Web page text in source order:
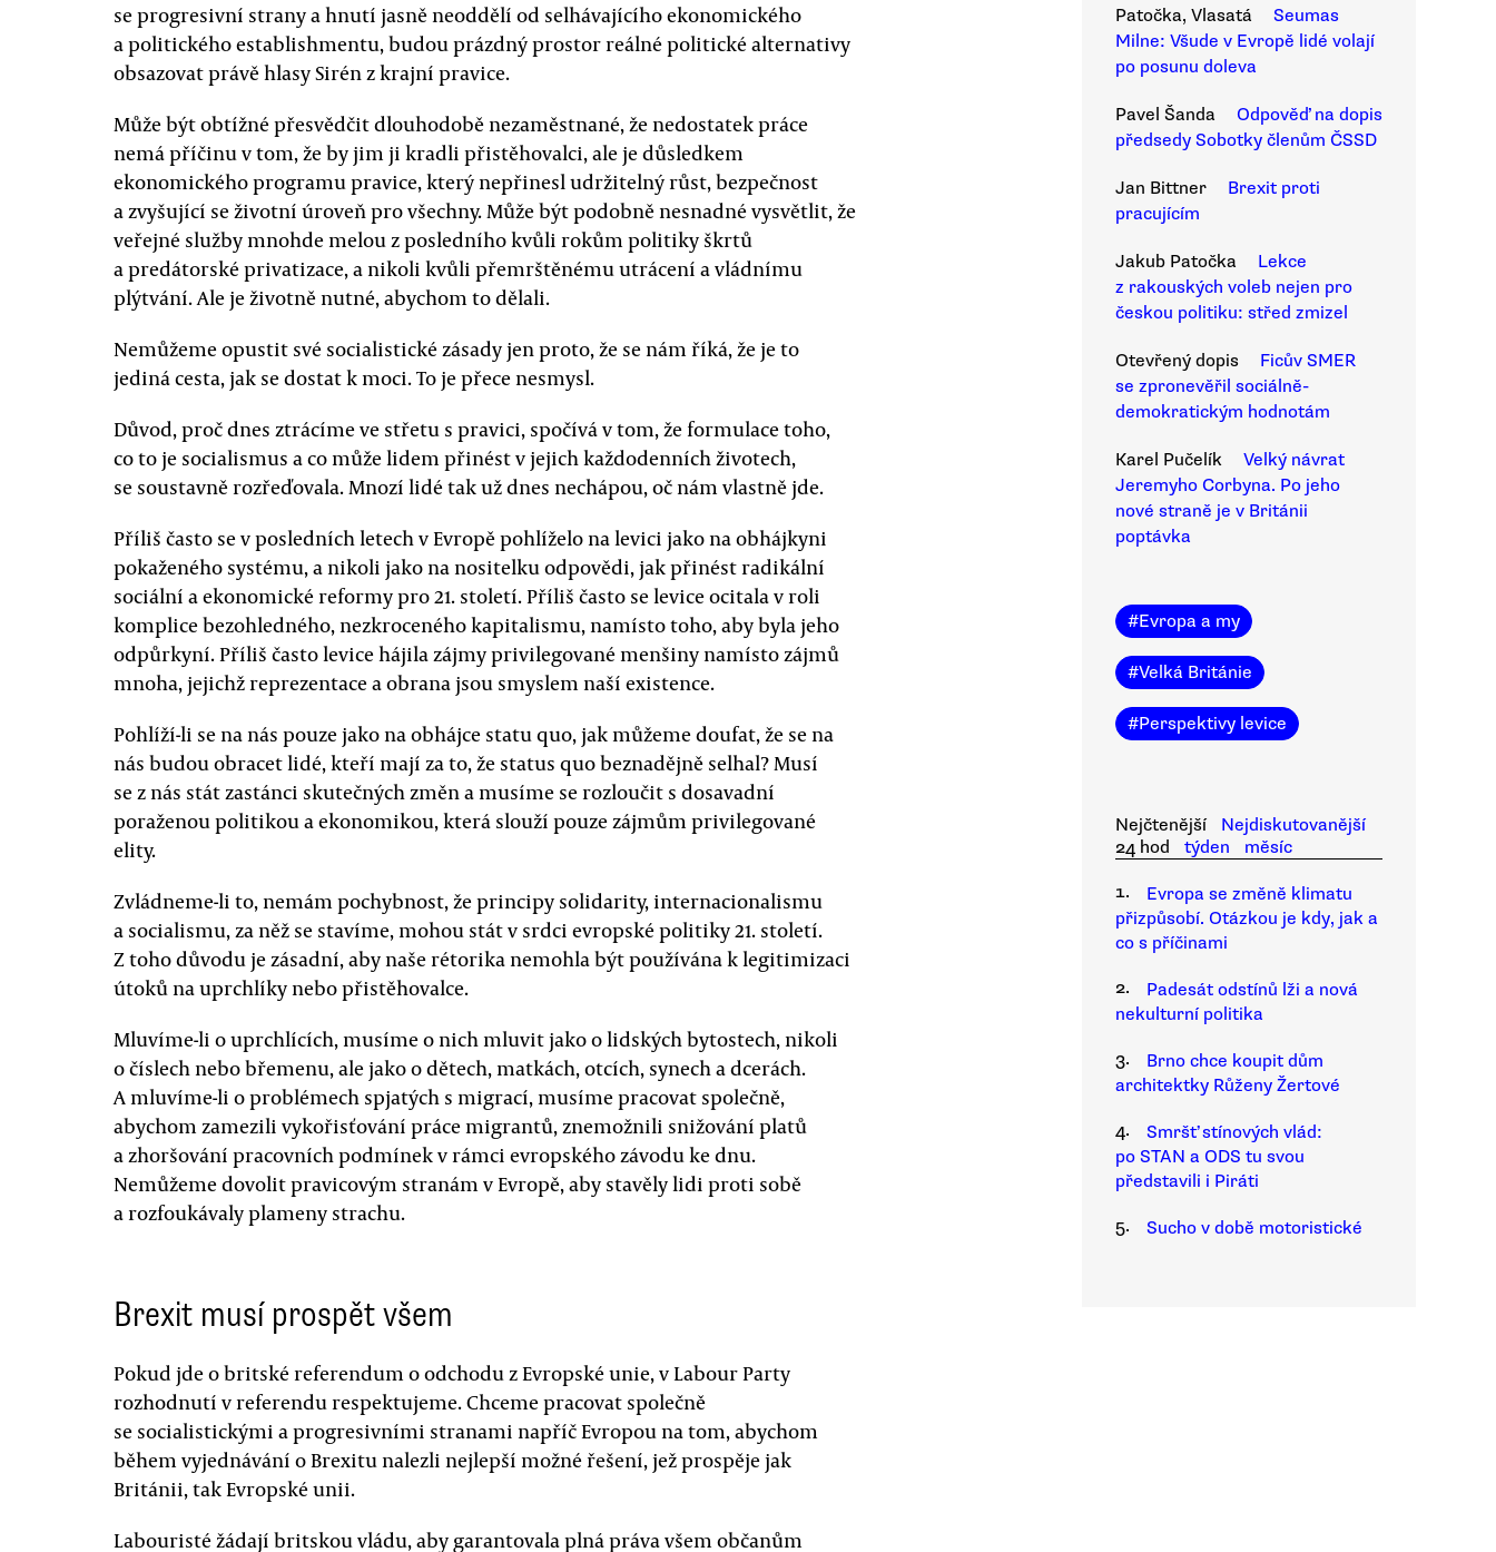
se progresivní strany a hnutí jasně neoddělí od selhávajícího ekonomického
a politického establishmentu, budou prázdný prostor reálné politické alternativy
obsazovat právě hlasy Sirén z krajní pravice.
Může být obtížné přesvědčit dlouhodobě nezaměstnané, že nedostatek práce
nemá příčinu v tom, že by jim ji kradli přistěhovalci, ale je důsledkem
ekonomického programu pravice, který nepřinesl udržitelný růst, bezpečnost
a zvyšující se životní úroveň pro všechny. Může být podobně nesnadné vysvětlit, že
veřejné služby mnohde melou z posledního kvůli rokům politiky škrtů
a predátorské privatizace, a nikoli kvůli přemrštěnému utrácení a vládnímu
plýtvání. Ale je životně nutné, abychom to dělali.
Nemůžeme opustit své socialistické zásady jen proto, že se nám říká, že je to
jediná cesta, jak se dostat k moci. To je přece nesmysl.
Důvod, proč dnes ztrácíme ve střetu s pravici, spočívá v tom, že formulace toho,
co to je socialismus a co může lidem přinést v jejich každodenních životech,
se soustavně rozřeďovala. Mnozí lidé tak už dnes nechápou, oč nám vlastně jde.
Příliš často se v posledních letech v Evropě pohlíželo na levici jako na obhájkyni
pokaženého systému, a nikoli jako na nositelku odpovědi, jak přinést radikální
sociální a ekonomické reformy pro 21. století. Příliš často se levice ocitala v roli
komplice bezohledného, nezkroceného kapitalismu, namísto toho, aby byla jeho
odpůrkyní. Příliš často levice hájila zájmy privilegované menšiny namísto zájmů
mnoha, jejichž reprezentace a obrana jsou smyslem naší existence.
Pohlíží-li se na nás pouze jako na obhájce statu quo, jak můžeme doufat, že se na
nás budou obracet lidé, kteří mají za to, že status quo beznadějně selhal? Musí
se z nás stát zastánci skutečných změn a musíme se rozloučit s dosavadní
poraženou politikou a ekonomikou, která slouží pouze zájmům privilegované
elity.
Zvládneme-li to, nemám pochybnost, že principy solidarity, internacionalismu
a socialismu, za něž se stavíme, mohou stát v srdci evropské politiky 21. století.
Z toho důvodu je zásadní, aby naše rétorika nemohla být používána k legitimizaci
útoků na uprchlíky nebo přistěhovalce.
Mluvíme-li o uprchlících, musíme o nich mluvit jako o lidských bytostech, nikoli
o číslech nebo břemenu, ale jako o dětech, matkách, otcích, synech a dcerách.
A mluvíme-li o problémech spjatých s migrací, musíme pracovat společně,
abychom zamezili vykořisťování práce migrantů, znemožnili snižování platů
a zhoršování pracovních podmínek v rámci evropského závodu ke dnu.
Nemůžeme dovolit pravicovým stranám v Evropě, aby stavěly lidi proti sobě
a rozfoukávaly plameny strachu.
Brexit musí prospět všem
Pokud jde o britské referendum o odchodu z Evropské unie, v Labour Party
rozhodnutí v referendu respektujeme. Chceme pracovat společně
se socialistickými a progresivními stranami napříč Evropou na tom, abychom
během vyjednávání o Brexitu nalezli nejlepší možné řešení, jež prospěje jak
Británii, tak Evropské unii.
Labouristé žádají britskou vládu, aby garantovala plná práva všem občanům
Patočka, Vlasatá
Seumas
Milne: Všude v Evropě lidé volají
po posunu doleva
Pavel Šanda
Odpověď na dopis
předsedy Sobotky členům ČSSD
Jan Bittner
Brexit proti
pracujícím
Jakub Patočka
Lekce
z rakouských voleb nejen pro
českou politiku: střed zmizel
Otevřený dopis
Ficův SMER
se zpronevěřil sociálně-
demokratickým hodnotám
Karel Pučelík
Velký návrat
Jeremyho Corbyna. Po jeho
nové straně je v Británii
poptávka
#Evropa a my
#Velká Británie
#Perspektivy levice
Nejčtenější
Nejdiskutovanější
24 hod
týden
měsíc
1.
Evropa se změně klimatu
přizpůsobí. Otázkou je kdy, jak a
co s příčinami
2.
Padesát odstínů lži a nová
nekulturní politika
3.
Brno chce koupit dům
architektky Růženy Žertové
4.
Smršť stínových vlád:
po STAN a ODS tu svou
představili i Piráti
5.
Sucho v době motoristické